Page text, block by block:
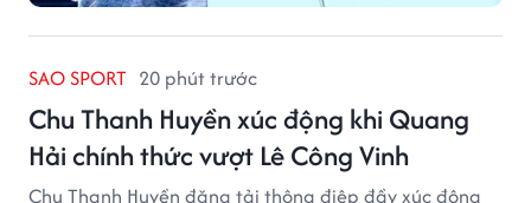
SAO SPORT 20 phút trước
Chu Thanh Huyền xúc động khi Quang
Hải chính thức vượt Lê Công Vinh
Chu Thanh Huyền đăng tải thông điệp đầy xúc động